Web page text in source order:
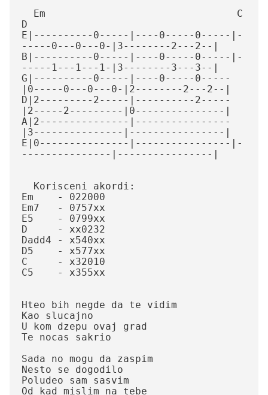
D
E|----------0-----|----0-----0-----|-
-----0---0---0-|3--------2---2--|
B|----------0-----|----0-----0-----|-
-----1---1---1-|3--------3---3--|
G|----------0-----|----0-----0-----
|0-----0---0---0-|2--------2---2--|
D|2---------2-----|----------2-----
|2-----2---------|0---------------|
A|2---------------|----------------
|3---------------|----------------|
E|0---------------|----------------|-
---------------|----------------|
Em    - 022000
Em7   - 0757xx
E5    - 0799xx
D     - xx0232
Dadd4 - x540xx
D5    - x577xx
C     - x32010
C5    - x355xx
Hteo bih negde da te vidim
Kao slucajno
U kom dzepu ovaj grad
Te nocas sakrio
Sada no mogu da zaspim
Nesto se dogodilo
Poludeo sam sasvim
Od kad mislim na tebe